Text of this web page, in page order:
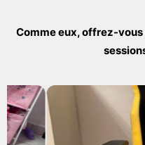
Comme eux, offrez-